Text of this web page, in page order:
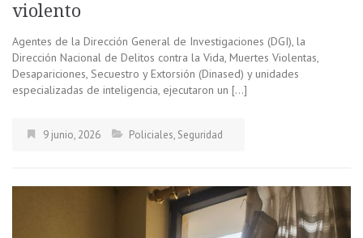
violento
Agentes de la Dirección General de Investigaciones (DGI), la
Dirección Nacional de Delitos contra la Vida, Muertes Violentas,
Desapariciones, Secuestro y Extorsión (Dinased) y unidades
especializadas de inteligencia, ejecutaron un […]
9 junio, 2026 Policiales, Seguridad